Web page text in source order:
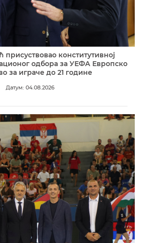
присуствовао конститутивној
одбора за УЕФА Европско
за играче до 21 године
Датум: 04.08.2026